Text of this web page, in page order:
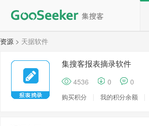
资源 > 天据软件
集搜客报表摘录软件
4536 0 0
购买积分 我的积分余额